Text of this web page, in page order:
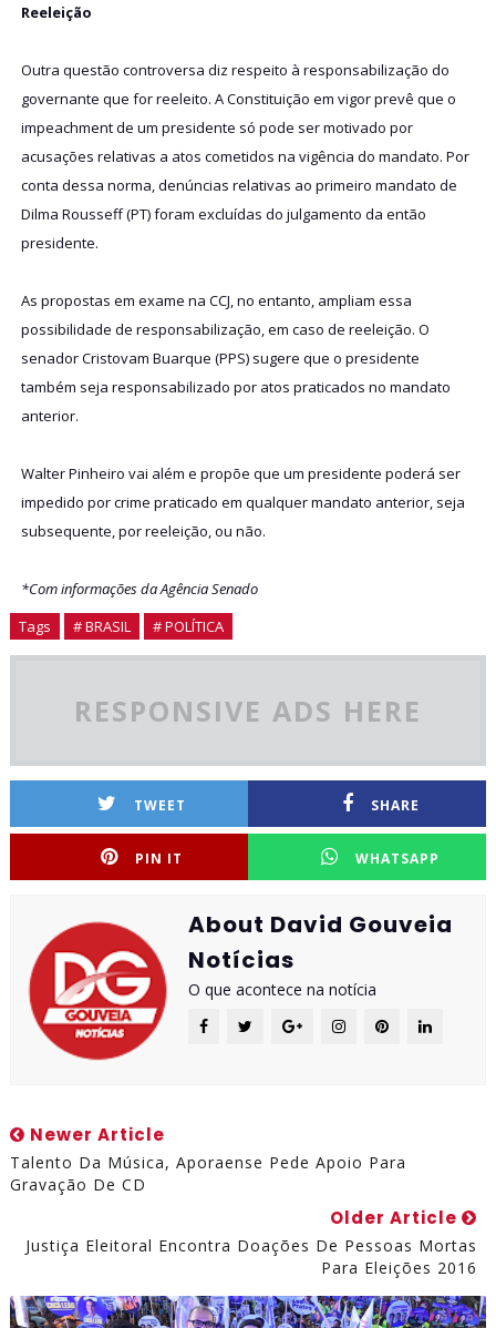
Reeleição
Outra questão controversa diz respeito à responsabilização do
governante que for reeleito. A Constituição em vigor prevê que o
impeachment de um presidente só pode ser motivado por
acusações relativas a atos cometidos na vigência do mandato. Por
conta dessa norma, denúncias relativas ao primeiro mandato de
Dilma Rousseff (PT) foram excluídas do julgamento da então
presidente.
As propostas em exame na CCJ, no entanto, ampliam essa
possibilidade de responsabilização, em caso de reeleição. O
senador Cristovam Buarque (PPS) sugere que o presidente
também seja responsabilizado por atos praticados no mandato
anterior.
Walter Pinheiro vai além e propõe que um presidente poderá ser
impedido por crime praticado em qualquer mandato anterior, seja
subsequente, por reeleição, ou não.
*Com informações da Agência Senado
Tags
# BRASIL # POLÍTICA
RESPONSIVE ADS HERE
TWEET SHARE
PIN IT WHATSAPP
About David Gouveia
Notícias
O que acontece na notícia
Newer Article
Talento Da Música, Aporaense Pede Apoio Para
Gravação De CD
Older Article
Justiça Eleitoral Encontra Doações De Pessoas Mortas
Para Eleições 2016